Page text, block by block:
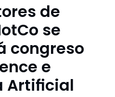
de
se
congreso
e
Artificial